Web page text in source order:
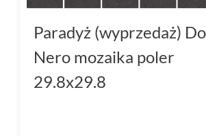
Paradyż (wyprzedaż)
Nero mozaika poler
29.8x29.8